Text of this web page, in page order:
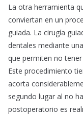
La otra herramienta
conviertan en un
guiada. La cirugía
dentales mediante
que permiten no
Este procedimiento
acorta
segundo lugar al no
postoperatorio es